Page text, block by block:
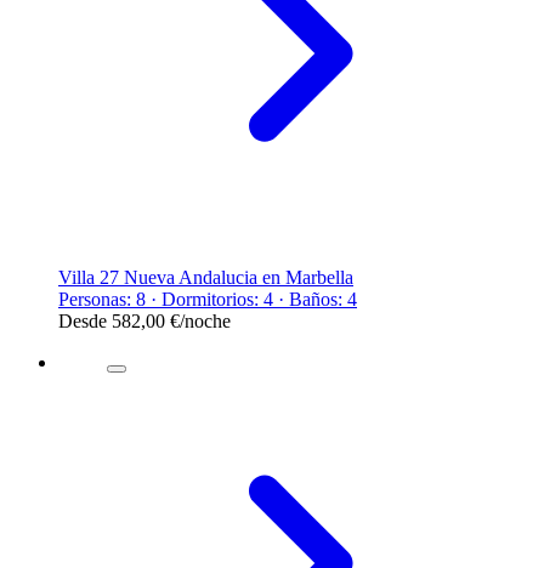
Villa 27 Nueva Andalucia en Marbella
Personas: 8 · Dormitorios: 4 · Baños: 4
Desde 582,00 €/noche